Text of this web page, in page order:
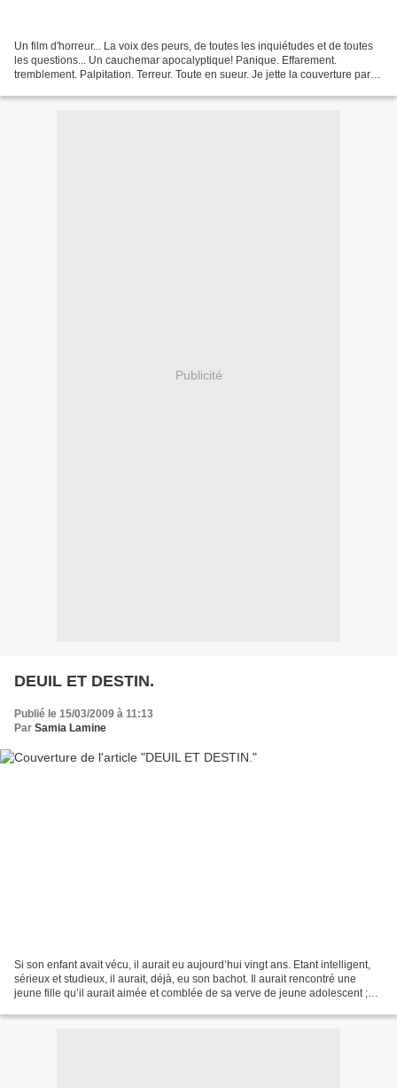
Un film d'horreur... La voix des peurs, de toutes les inquiétudes et de toutes
les questions... Un cauchemar apocalyptique! Panique. Effarement.
tremblement. Palpitation. Terreur. Toute en sueur. Je jette la couverture par
Publicité
DEUIL ET DESTIN.
Publié le 15/03/2009 à 11:13
Par Samia Lamine
Si son enfant avait vécu, il aurait eu aujourd’hui vingt ans. Etant intelligent,
sérieux et studieux, il aurait, déjà, eu son bachot. Il aurait rencontré une
jeune fille qu’il aurait aimée et comblée de sa verve de jeune adolescent ;